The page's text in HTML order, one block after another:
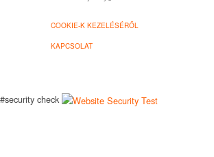
COOKIE-K KEZELÉSÉRŐL
KAPCSOLAT
#security check